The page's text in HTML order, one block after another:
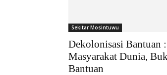
Sekitar Mosintuwu
Dekolonisasi Bantuan
Masyarakat Dunia,
Bantuan